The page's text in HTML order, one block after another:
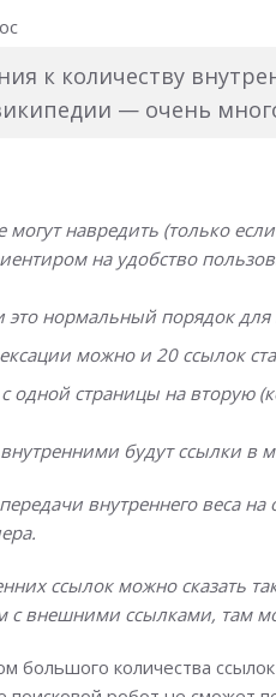
к количеству
— очень
могут навредить (только
на удобство
нормальный порядок для
можно и 20 ссылок
одной страницы на вторую
будут ссылки в
внутреннего веса
ссылок можно сказать
с внешними ссылками, там
большого количества